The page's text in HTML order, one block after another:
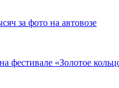
за фото на автовозе
фестивале «Золотое